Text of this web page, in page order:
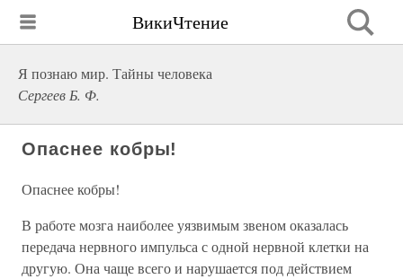
ВикиЧтение
Я познаю мир. Тайны человека
Сергеев Б. Ф.
Опаснее кобры!
Опаснее кобры!
В работе мозга наиболее уязвимым звеном оказалась
передача нервного импульса с одной нервной клетки на
другую. Она чаще всего и нарушается под действием